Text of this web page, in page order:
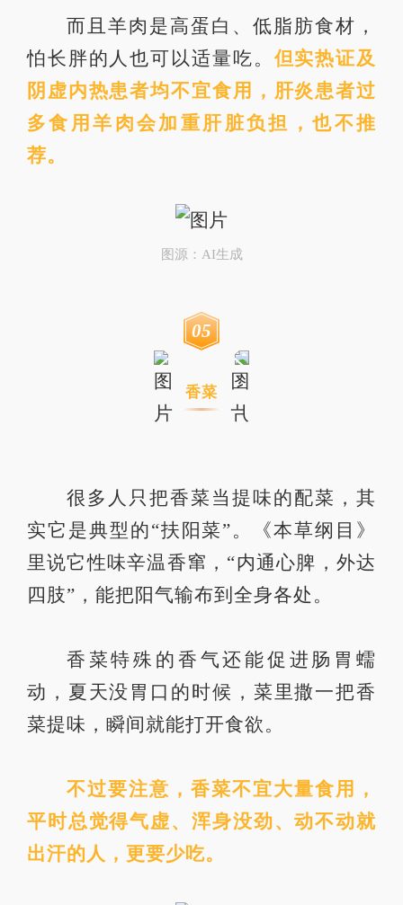
而且羊肉是高蛋白、低脂肪食材，
怕长胖的人也可以适量吃。 但实热证及
阴虚内热患者均不宜食用，肝炎患者过
多食用羊肉会加重肝脏负担，也不推
荐。
图源：AI生成
05
香菜
很多人只把香菜当提味的配菜，其
实它是典型的“扶阳菜”。《本草纲目》
里说它性味辛温香窜，“内通心脾，外达
四肢”，能把阳气输布到全身各处。
香菜特殊的香气还能促进肠胃蠕
动，夏天没胃口的时候，菜里撒一把香
菜提味，瞬间就能打开食欲。
不过要注意，香菜不宜大量食用，
平时总觉得气虚、浑身没劲、动不动就
出汗的人，更要少吃。